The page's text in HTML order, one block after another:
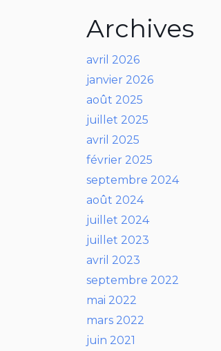
Archives
avril 2026
janvier 2026
août 2025
juillet 2025
avril 2025
février 2025
septembre 2024
août 2024
juillet 2024
juillet 2023
avril 2023
septembre 2022
mai 2022
mars 2022
juin 2021